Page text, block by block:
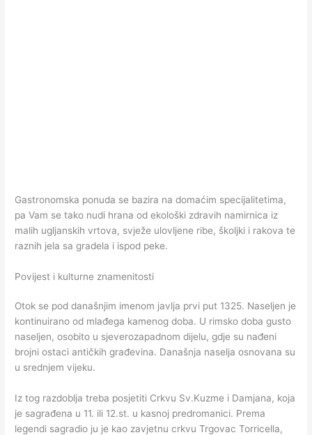
Gastronomska ponuda se bazira na domaćim specijalitetima,
pa Vam se tako nudi hrana od ekološki zdravih namirnica iz
malih ugljanskih vrtova, svježe ulovljene ribe, školjki i rakova te
raznih jela sa gradela i ispod peke.
Povijest i kulturne znamenitosti
Otok se pod današnjim imenom javlja prvi put 1325. Naseljen je
kontinuirano od mlađega kamenog doba. U rimsko doba gusto
naseljen, osobito u sjeverozapadnom dijelu, gdje su nađeni
brojni ostaci antičkih građevina. Današnja naselja osnovana su
u srednjem vijeku.
Iz tog razdoblja treba posjetiti Crkvu Sv.Kuzme i Damjana, koja
je sagrađena u 11. ili 12.st. u kasnoj predromanici. Prema
legendi sagradio ju je kao zavjetnu crkvu Trgovac Torricella,